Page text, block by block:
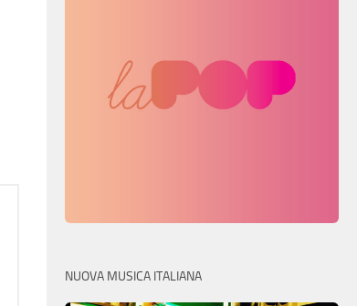
NUOVA MUSICA ITALIANA